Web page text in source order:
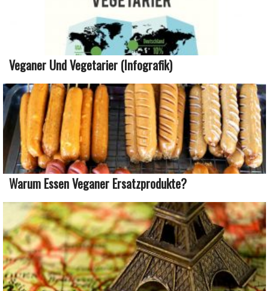
Veganer Und Vegetarier (Infografik)
Warum Essen Veganer Ersatzprodukte?